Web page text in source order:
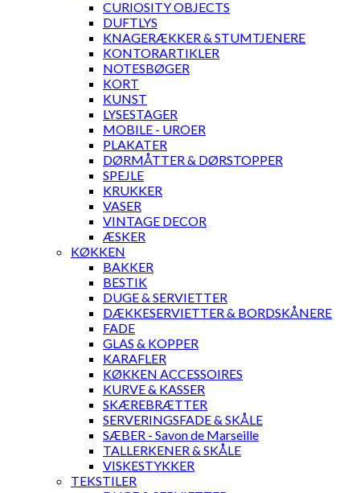
CURIOSITY OBJECTS
DUFTLYS
KNAGERÆKKER & STUMTJENERE
KONTORARTIKLER
NOTESBØGER
KORT
KUNST
LYSESTAGER
MOBILE - UROER
PLAKATER
DØRMÅTTER & DØRSTOPPER
SPEJLE
KRUKKER
VASER
VINTAGE DECOR
ÆSKER
KØKKEN
BAKKER
BESTIK
DUGE & SERVIETTER
DÆKKESERVIETTER & BORDSKÅNERE
FADE
GLAS & KOPPER
KARAFLER
KØKKEN ACCESSOIRES
KURVE & KASSER
SKÆREBRÆTTER
SERVERINGSFADE & SKÅLE
SÆBER - Savon de Marseille
TALLERKENER & SKÅLE
VISKESTYKKER
TEKSTILER